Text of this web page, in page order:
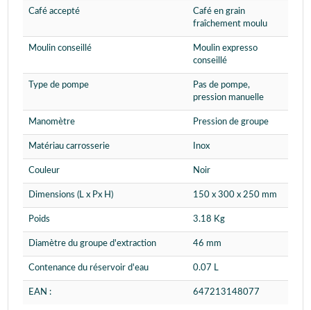
Café accepté
Café en grain
fraîchement moulu
Moulin conseillé
Moulin expresso
conseillé
Type de pompe
Pas de pompe,
pression manuelle
Manomètre Pression de groupe
Matériau carrosserie Inox
Couleur Noir
Dimensions (L x Px H) 150 x 300 x 250 mm
Poids 3.18 Kg
Diamètre du groupe d'extraction 46 mm
Contenance du réservoir d'eau 0.07 L
EAN : 647213148077